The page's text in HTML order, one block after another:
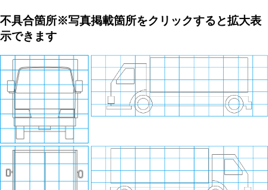
不具合箇所※写真掲載箇所をクリックすると拡大表
示できます